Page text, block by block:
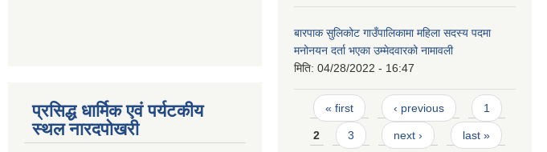
प्रसिद्ध धार्मिक एवं पर्यटकीय
स्थल नारदपोखरी
बारपाक सुलिकोट गाउँपालिकामा महिला सदस्य पदमा
मनोनयन दर्ता भएका उम्मेदवारको नामावली
मिति: 04/28/2022 - 16:47
Pages
« first ‹ previous 1
2 3 next › last »